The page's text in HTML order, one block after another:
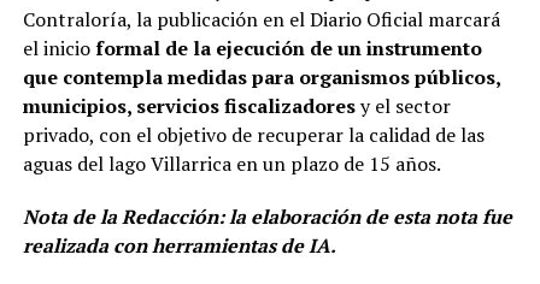
Contraloría, la publicación en el Diario Oficial marcará
el inicioformal de la ejecución de un instrumento
que contempla medidas para organismos públicos,
municipios, servicios fiscalizadoresy el sector
privado, con el objetivo de recuperar la calidad de las
aguas del lago Villarrica en un plazo de 15 años.
Nota de la Redacción: la elaboración de esta nota fue
realizada con herramientas de IA.